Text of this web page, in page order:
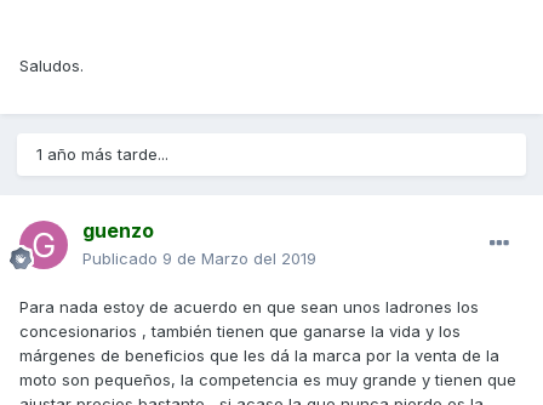
Saludos.
1 año más tarde...
guenzo
Publicado 9 de Marzo del 2019
Para nada estoy de acuerdo en que sean unos ladrones los
concesionarios , también tienen que ganarse la vida y los
márgenes de beneficios que les dá la marca por la venta de la
moto son pequeños, la competencia es muy grande y tienen que